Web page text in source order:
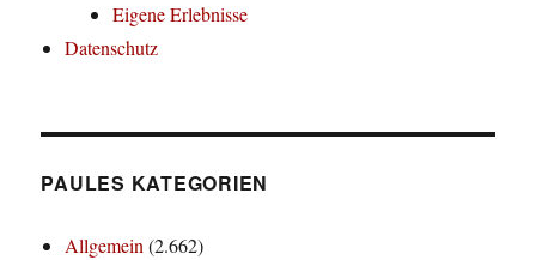
Eigene Erlebnisse
Datenschutz
PAULES KATEGORIEN
Allgemein(2.662)